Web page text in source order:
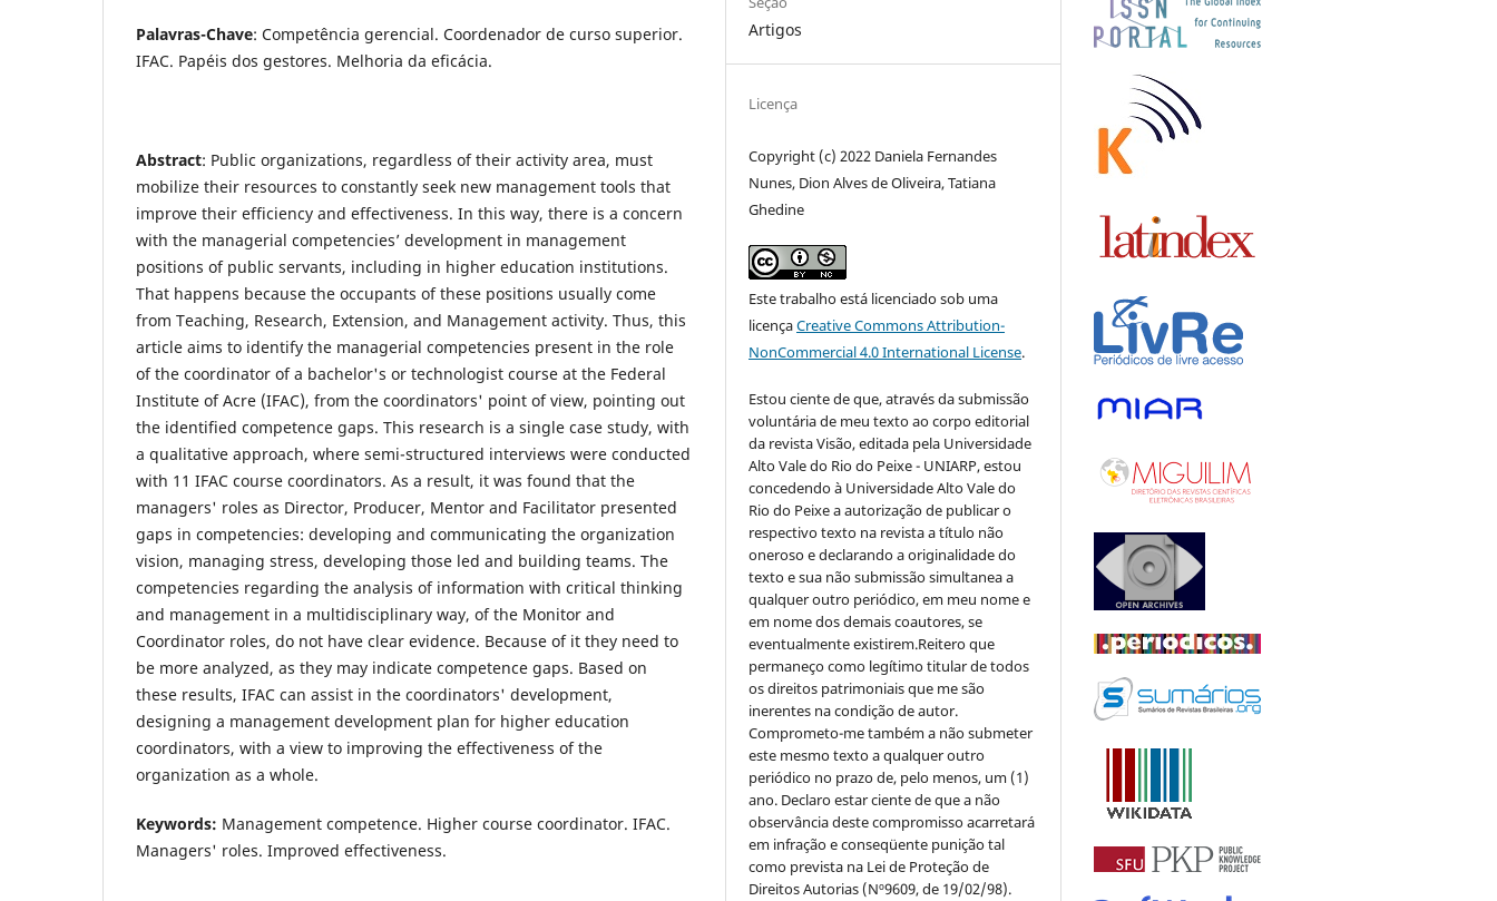
Palavras-Chave: Competência gerencial. Coordenador de curso superior.
IFAC. Papéis dos gestores. Melhoria da eficácia.
Abstract: Public organizations, regardless of their activity area, must
mobilize their resources to constantly seek new management tools that
improve their efficiency and effectiveness. In this way, there is a concern
with the managerial competencies’ development in management
positions of public servants, including in higher education institutions.
That happens because the occupants of these positions usually come
from Teaching, Research, Extension, and Management activity. Thus, this
article aims to identify the managerial competencies present in the role
of the coordinator of a bachelor's or technologist course at the Federal
Institute of Acre (IFAC), from the coordinators' point of view, pointing out
the identified competence gaps. This research is a single case study, with
a qualitative approach, where semi-structured interviews were conducted
with 11 IFAC course coordinators. As a result, it was found that the
managers' roles as Director, Producer, Mentor and Facilitator presented
gaps in competencies: developing and communicating the organization
vision, managing stress, developing those led and building teams. The
competencies regarding the analysis of information with critical thinking
and management in a multidisciplinary way, of the Monitor and
Coordinator roles, do not have clear evidence. Because of it they need to
be more analyzed, as they may indicate competence gaps. Based on
these results, IFAC can assist in the coordinators' development,
designing a management development plan for higher education
coordinators, with a view to improving the effectiveness of the
organization as a whole.
Keywords: Management competence. Higher course coordinator. IFAC.
Managers' roles. Improved effectiveness.
Artigos
Licença
Copyright (c) 2022 Daniela Fernandes
Nunes, Dion Alves de Oliveira, Tatiana
Ghedine
Este trabalho está licenciado sob uma
licençaCreative Commons Attribution-
NonCommercial 4.0 International License.
Estou ciente de que, através da submissão
voluntária de meu texto ao corpo editorial
da revista Visão, editada pela Universidade
Alto Vale do Rio do Peixe - UNIARP, estou
concedendo à Universidade Alto Vale do
Rio do Peixe a autorização de publicar o
respectivo texto na revista a título não
oneroso e declarando a originalidade do
texto e sua não submissão simultanea a
qualquer outro periódico, em meu nome e
em nome dos demais coautores, se
eventualmente existirem.Reitero que
permaneço como legítimo titular de todos
os direitos patrimoniais que me são
inerentes na condição de autor.
Comprometo-me também a não submeter
este mesmo texto a qualquer outro
periódico no prazo de, pelo menos, um (1)
ano. Declaro estar ciente de que a não
observância deste compromisso acarretará
em infração e conseqüente punição tal
como prevista na Lei de Proteção de
Direitos Autorias (Nº9609, de 19/02/98).